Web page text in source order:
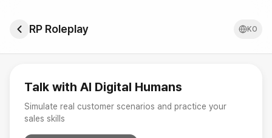
RP Roleplay KO
Talk with AI Digital Humans
Simulate real customer scenarios and practice your
sales skills